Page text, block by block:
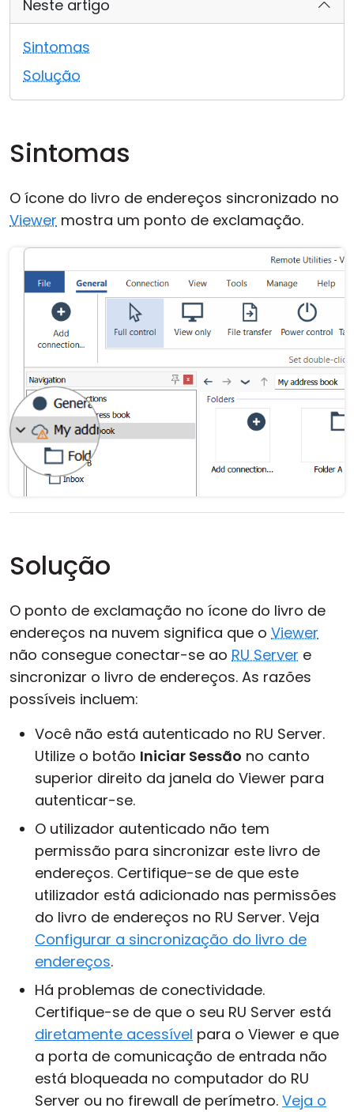
Neste artigo
Sintomas
Solução
Sintomas
O ícone do livro de endereços sincronizado no
Viewer mostra um ponto de exclamação.
Solução
O ponto de exclamação no ícone do livro de
endereços na nuvem significa que o Viewer
não consegue conectar-se ao RU Server e
sincronizar o livro de endereços. As razões
possíveis incluem:
Você não está autenticado no RU Server.
Utilize o botão Iniciar Sessão no canto
superior direito da janela do Viewer para
autenticar-se.
O utilizador autenticado não tem
permissão para sincronizar este livro de
endereços. Certifique-se de que este
utilizador está adicionado nas permissões
do livro de endereços no RU Server. Veja
Configurar a sincronização do livro de
endereços.
Há problemas de conectividade.
Certifique-se de que o seu RU Server está
diretamente acessível para o Viewer e que
a porta de comunicação de entrada não
está bloqueada no computador do RU
Server ou no firewall de perímetro. Veja o
Nuvem & Local